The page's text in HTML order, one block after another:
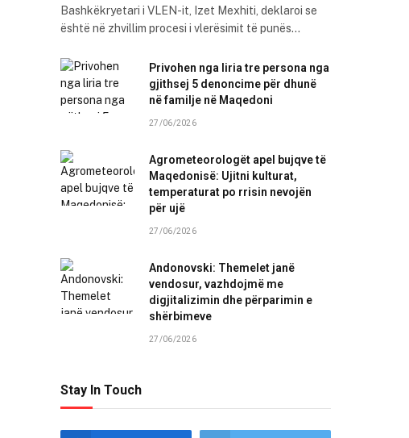
Bashkëkryetari i VLEN-it, Izet Mexhiti, deklaroi se
është në zhvillim procesi i vlerësimit të punës…
Privohen nga liria tre persona nga
gjithsej 5 denoncime për dhunë
në familje në Maqedoni
27/06/2026
Agrometeorologët apel bujqve të
Maqedonisë: Ujitni kulturat,
temperaturat po rrisin nevojën
për ujë
27/06/2026
Andonovski: Themelet janë
vendosur, vazhdojmë me
digjitalizimin dhe përparimin e
shërbimeve
27/06/2026
Stay In Touch